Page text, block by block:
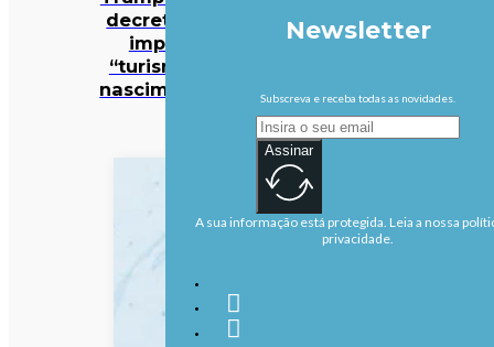
decreto que
impede
“turismo de
nascimentos”
Newsletter
Subscreva e receba todas as novidades.
Assinar
A sua informação está protegida. Leia a nossa
privacidade.